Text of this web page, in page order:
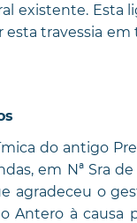
existente. Esta
esta travessia
do antigo
em Nª Sra
agradeceu o
Antero à causa